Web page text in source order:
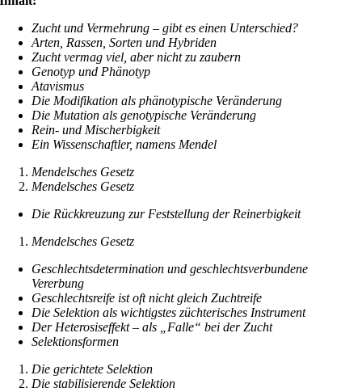
Zucht und Vermehrung – gibt es einen Unterschied?
Arten, Rassen, Sorten und Hybriden
Zucht vermag viel, aber nicht zu zaubern
Genotyp und Phänotyp
Atavismus
Die Modifikation als phänotypische Veränderung
Die Mutation als genotypische Veränderung
Rein- und Mischerbigkeit
Ein Wissenschaftler, namens Mendel
Mendelsches Gesetz
Mendelsches Gesetz
Die Rückkreuzung zur Feststellung der Reinerbigkeit
Mendelsches Gesetz
Geschlechtsdetermination und geschlechtsverbundene
Vererbung
Geschlechtsreife ist oft nicht gleich Zuchtreife
Die Selektion als wichtigstes züchterisches Instrument
Der Heterosiseffekt – als „Falle“ bei der Zucht
Selektionsformen
Die gerichtete Selektion
Die stabilisierende Selektion